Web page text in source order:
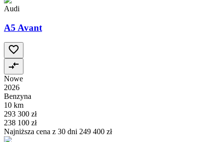
Audi
A5 Avant
Nowe
2026
Benzyna
10 km
293 300 zł
238 100 zł
Najniższa cena z 30 dni 249 400 zł